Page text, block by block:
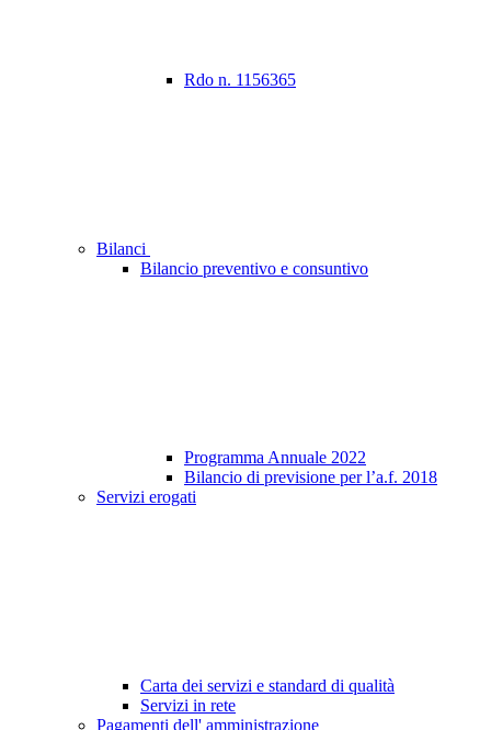
Rdo n. 1156365
Bilanci
Bilancio preventivo e consuntivo
Programma Annuale 2022
Bilancio di previsione per l’a.f. 2018
Servizi erogati
Carta dei servizi e standard di qualità
Servizi in rete
Pagamenti dell' amministrazione